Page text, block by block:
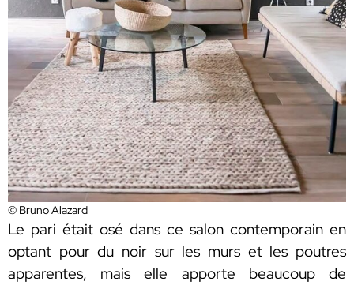
© Bruno Alazard
Le pari était osé dans ce salon contemporain en
optant pour du noir sur les murs et les poutres
apparentes, mais elle apporte beaucoup de